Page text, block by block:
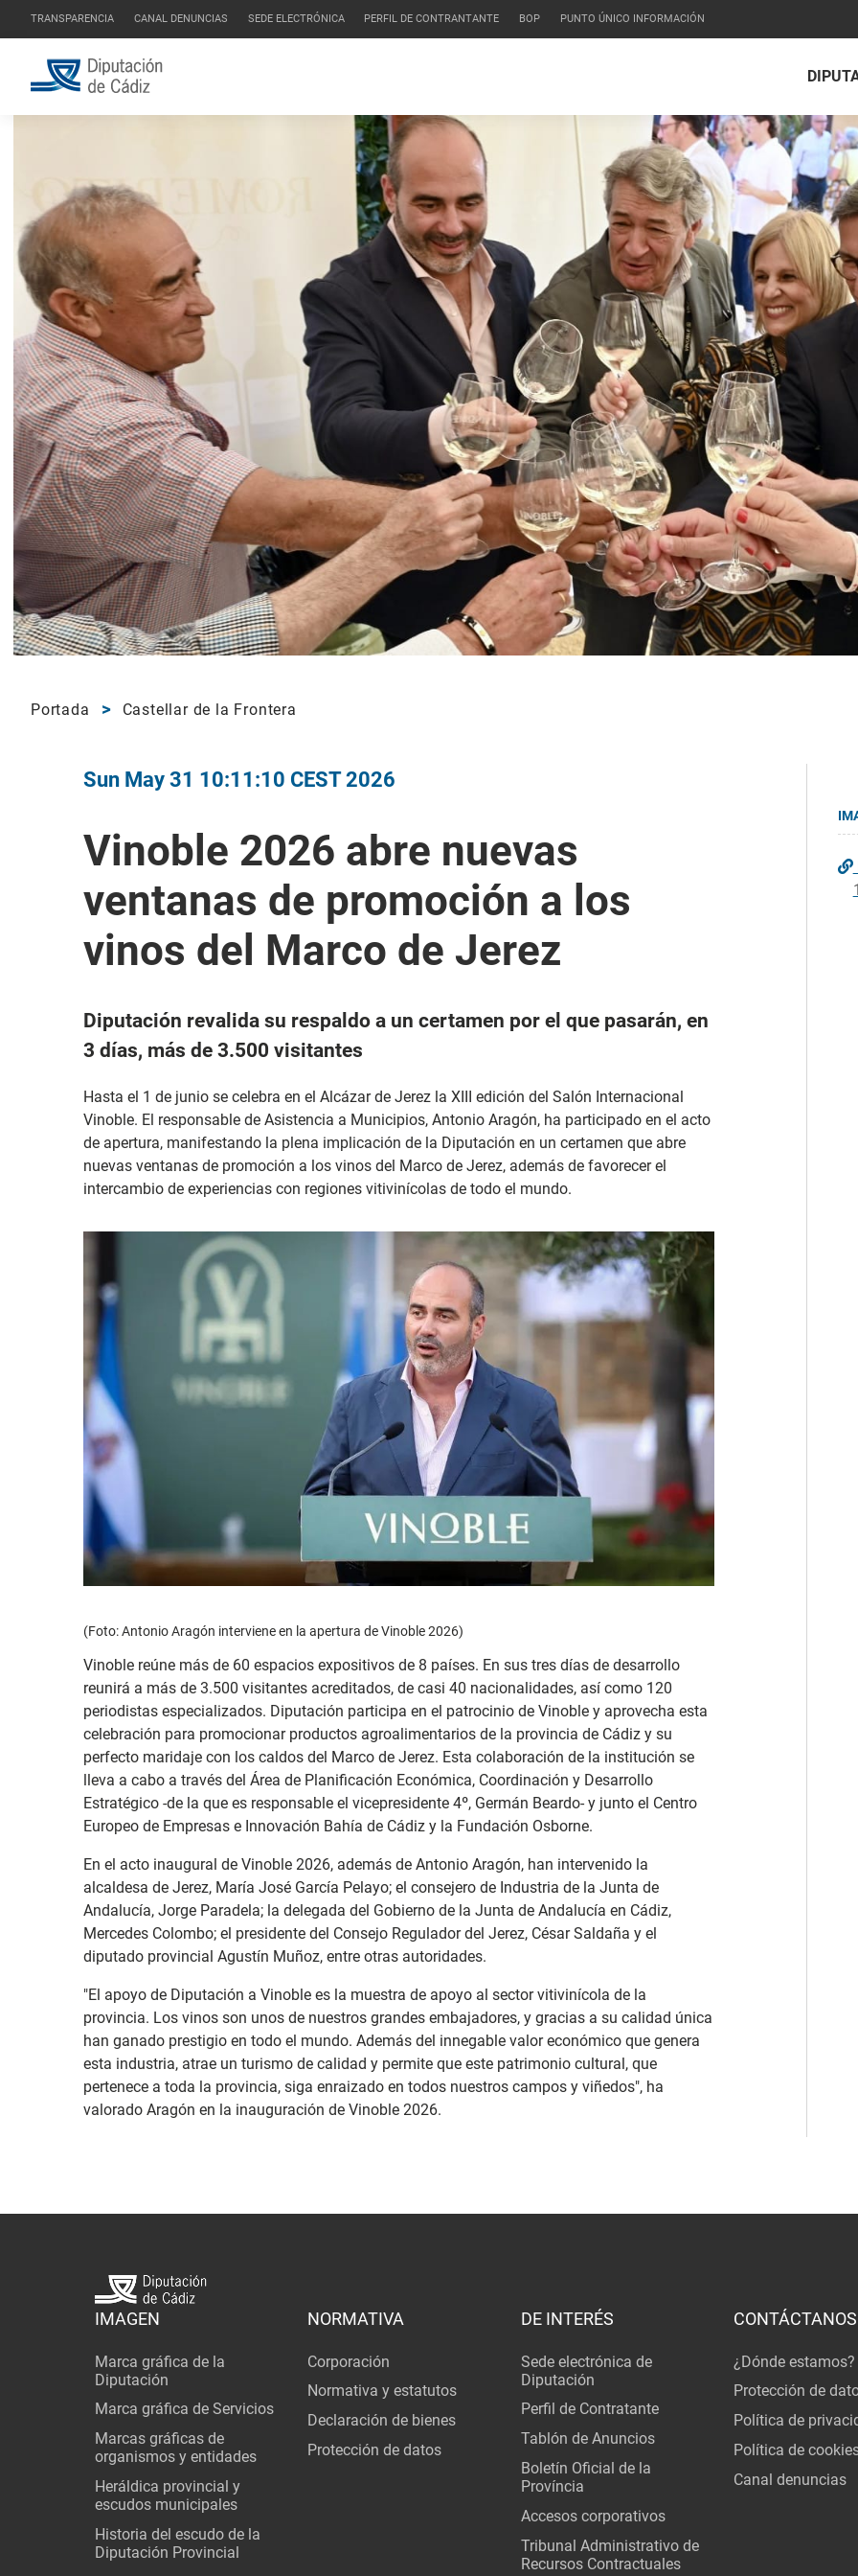
TRANSPARENCIA CANAL DENUNCIAS SEDE ELECTRÓNICA PERFIL DE CONTRANTANTE BOP PUNTO ÚNICO INFORMACIÓN
Portada Castellar de la Frontera
Sun May 31 10:11:10 CEST 2026
Vinoble 2026 abre nuevas
ventanas de promoción a los
vinos del Marco de Jerez
Diputación revalida su respaldo a un certamen por el que pasarán, en
3 días, más de 3.500 visitantes
Hasta el 1 de junio se celebra en el Alcázar de Jerez la XIII edición del Salón Internacional
Vinoble. El responsable de Asistencia a Municipios, Antonio Aragón, ha participado en el acto
de apertura, manifestando la plena implicación de la Diputación en un certamen que abre
nuevas ventanas de promoción a los vinos del Marco de Jerez, además de favorecer el
intercambio de experiencias con regiones vitivinícolas de todo el mundo.
(Foto: Antonio Aragón interviene en la apertura de Vinoble 2026)
Vinoble reúne más de 60 espacios expositivos de 8 países. En sus tres días de desarrollo
reunirá a más de 3.500 visitantes acreditados, de casi 40 nacionalidades, así como 120
periodistas especializados. Diputación participa en el patrocinio de Vinoble y aprovecha esta
celebración para promocionar productos agroalimentarios de la provincia de Cádiz y su
perfecto maridaje con los caldos del Marco de Jerez. Esta colaboración de la institución se
lleva a cabo a través del Área de Planificación Económica, Coordinación y Desarrollo
Estratégico -de la que es responsable el vicepresidente 4º, Germán Beardo- y junto el Centro
Europeo de Empresas e Innovación Bahía de Cádiz y la Fundación Osborne.
En el acto inaugural de Vinoble 2026, además de Antonio Aragón, han intervenido la
alcaldesa de Jerez, María José García Pelayo; el consejero de Industria de la Junta de
Andalucía, Jorge Paradela; la delegada del Gobierno de la Junta de Andalucía en Cádiz,
Mercedes Colombo; el presidente del Consejo Regulador del Jerez, César Saldaña y el
diputado provincial Agustín Muñoz, entre otras autoridades.
"El apoyo de Diputación a Vinoble es la muestra de apoyo al sector vitivinícola de la
provincia. Los vinos son unos de nuestros grandes embajadores, y gracias a su calidad única
han ganado prestigio en todo el mundo. Además del innegable valor económico que genera
esta industria, atrae un turismo de calidad y permite que este patrimonio cultural, que
pertenece a toda la provincia, siga enraizado en todos nuestros campos y viñedos", ha
valorado Aragón en la inauguración de Vinoble 2026.
IMAGEN
Marca gráfica de la
Diputación
Marca gráfica de Servicios
Marcas gráficas de
organismos y entidades
Heráldica provincial y
escudos municipales
Historia del escudo de la
Diputación Provincial
NORMATIVA
Corporación
Normativa y estatutos
Declaración de bienes
Protección de datos
DE INTERÉS
Sede electrónica de
Diputación
Perfil de Contratante
Tablón de Anuncios
Boletín Oficial de la
Província
Accesos corporativos
Tribunal Administrativo de
Recursos Contractuales
CONTÁCTANOS
¿Dónde estamos?
Protección de
Política de
Política de
Canal denuncias